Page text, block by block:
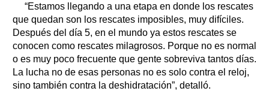
“Estamos llegando a una etapa en donde los rescates
que quedan son los rescates imposibles, muy difíciles.
Después del día 5, en el mundo ya estos rescates se
conocen como rescates milagrosos. Porque no es normal
o es muy poco frecuente que gente sobreviva tantos días.
La lucha no de esas personas no es solo contra el reloj,
sino también contra la deshidratación”, detalló.